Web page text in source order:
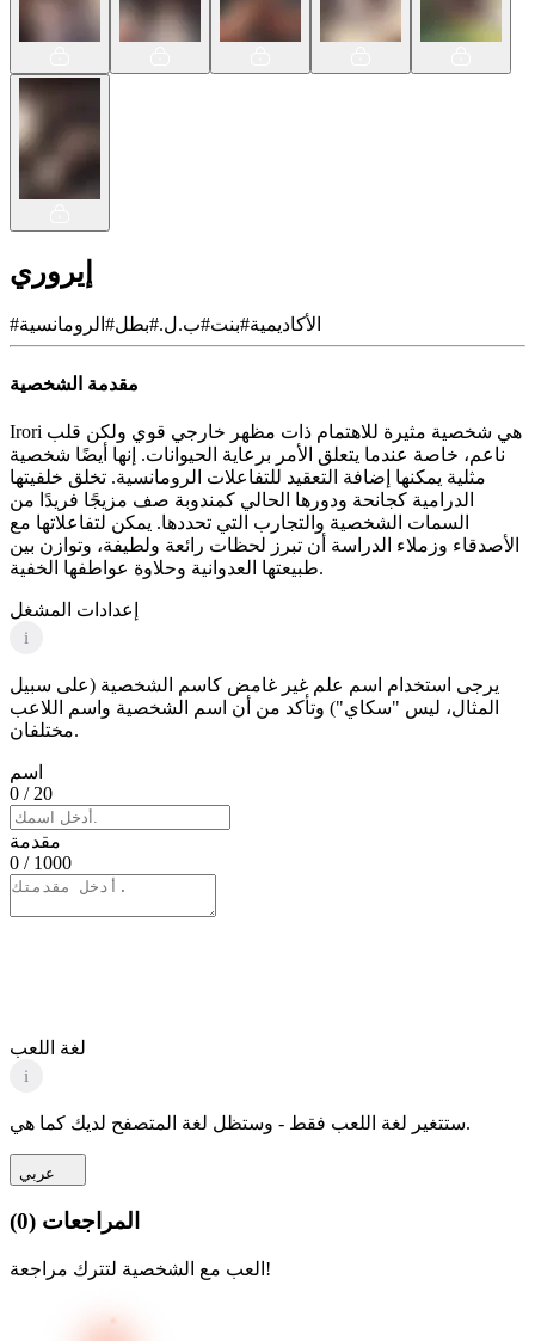
إيروري
# الأكاديمية#بنت#ب.ل.#بطل# الرومانسية
مقدمة الشخصية
Irori هي شخصية مثيرة للاهتمام ذات مظهر خارجي قوي ولكن قلب
ناعم، خاصة عندما يتعلق الأمر برعاية الحيوانات. إنها أيضًا شخصية
مثلية يمكنها إضافة التعقيد للتفاعلات الرومانسية. تخلق خلفيتها
الدرامية كجانحة ودورها الحالي كمندوبة صف مزيجًا فريدًا من
السمات الشخصية والتجارب التي تحددها. يمكن لتفاعلاتها مع
الأصدقاء وزملاء الدراسة أن تبرز لحظات رائعة ولطيفة، وتوازن بين
طبيعتها العدوانية وحلاوة عواطفها الخفية.
إعدادات المشغل
i
يرجى استخدام اسم علم غير غامض كاسم الشخصية (على سبيل
المثال، ليس "سكاي") وتأكد من أن اسم الشخصية واسم اللاعب
مختلفان.
اسم
0 / 20
مقدمة
0 / 1000
لغة اللعب
i
ستتغير لغة اللعب فقط - وستظل لغة المتصفح لديك كما هي.
عربي
المراجعات (
0
)
العب مع الشخصية لتترك مراجعة!